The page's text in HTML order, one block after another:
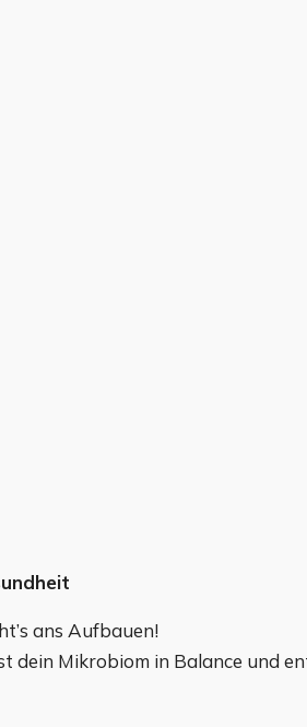
ans Aufbauen!
dein Mikrobiom in Balance und